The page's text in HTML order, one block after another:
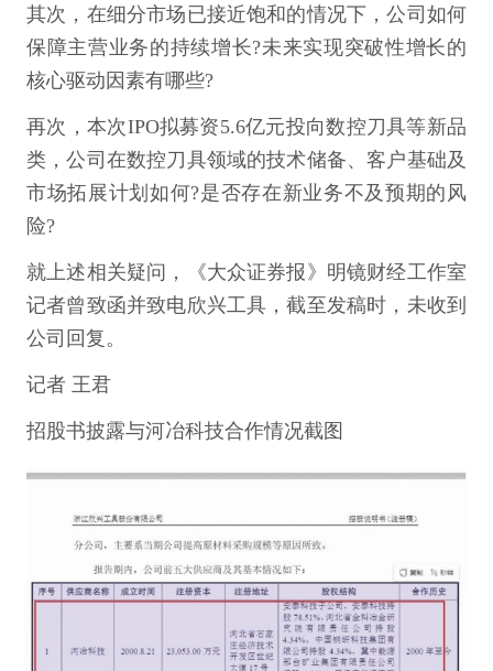
其次，在细分市场已接近饱和的情况下，公司如何
保障主营业务的持续增长?未来实现突破性增长的
核心驱动因素有哪些?
再次，本次IPO拟募资5.6亿元投向数控刀具等新品
类，公司在数控刀具领域的技术储备、客户基础及
市场拓展计划如何?是否存在新业务不及预期的风
险?
就上述相关疑问，《大众证券报》明镜财经工作室
记者曾致函并致电欣兴工具，截至发稿时，未收到
公司回复。
记者 王君
招股书披露与河冶科技合作情况截图